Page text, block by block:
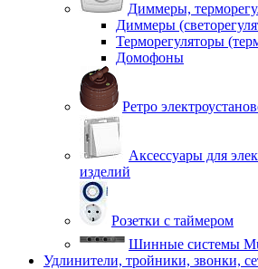
Диммеры,
Диммеры
Терморегуляторы
Домофоны
Ретро
Аксессуары для
изделий
Розетки с таймером
Шинные системы
Удлинители, тройники, звонки,